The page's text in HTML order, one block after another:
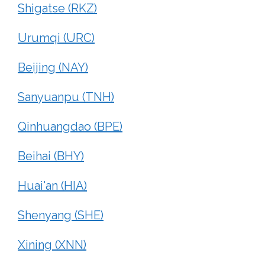
Shigatse (RKZ)
Urumqi (URC)
Beijing (NAY)
Sanyuanpu (TNH)
Qinhuangdao (BPE)
Beihai (BHY)
Huai'an (HIA)
Shenyang (SHE)
Xining (XNN)